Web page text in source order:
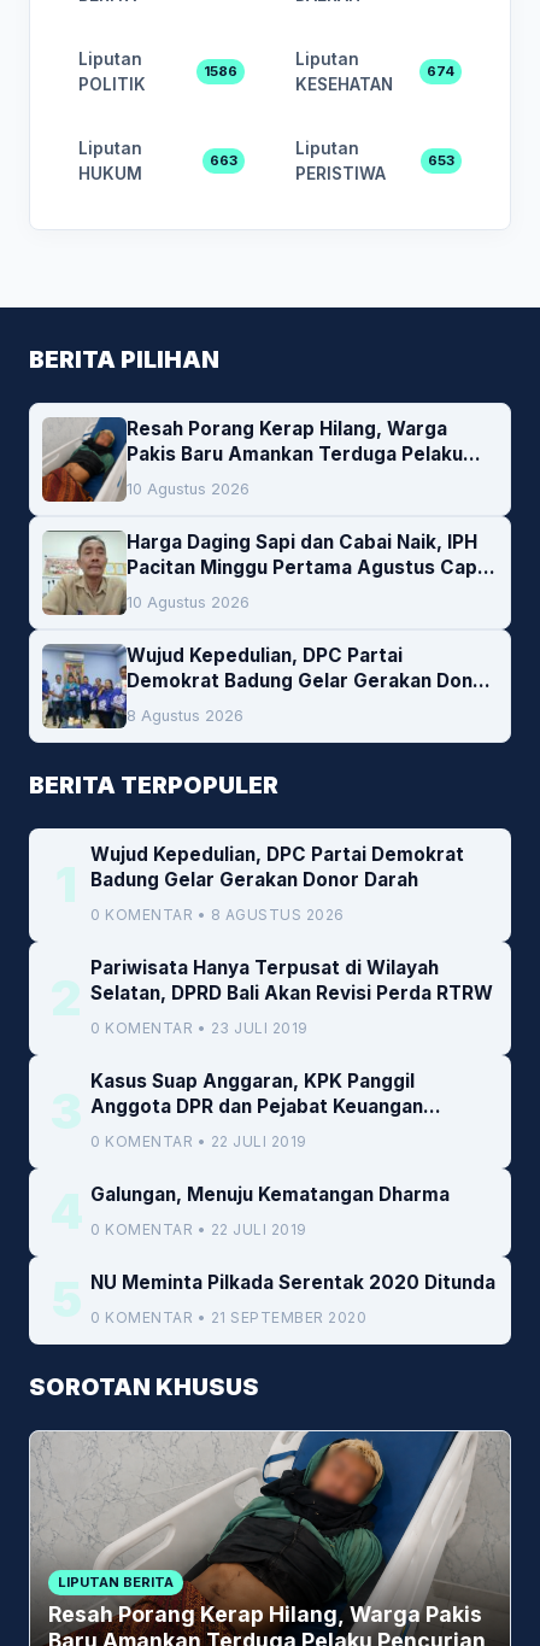
Liputan
POLITIK
1586
Liputan
KESEHATAN
674
Liputan
HUKUM
663
Liputan
PERISTIWA
653
BERITA PILIHAN
Resah Porang Kerap Hilang, Warga
Pakis Baru Amankan Terduga Pelaku
Pencurian
10 Agustus 2026
Harga Daging Sapi dan Cabai Naik, IPH
Pacitan Minggu Pertama Agustus Capai
1,66 Persen. Ini Penjelasan Kabag Ayub
10 Agustus 2026
Wujud Kepedulian, DPC Partai
Demokrat Badung Gelar Gerakan Donor
Darah
8 Agustus 2026
BERITA TERPOPULER
1
Wujud Kepedulian, DPC Partai Demokrat
Badung Gelar Gerakan Donor Darah
0 KOMENTAR • 8 AGUSTUS 2026
2
Pariwisata Hanya Terpusat di Wilayah
Selatan, DPRD Bali Akan Revisi Perda RTRW
0 KOMENTAR • 23 JULI 2019
3
Kasus Suap Anggaran, KPK Panggil
Anggota DPR dan Pejabat Keuangan
Kemenkeu
0 KOMENTAR • 22 JULI 2019
4 Galungan, Menuju Kematangan Dharma
0 KOMENTAR • 22 JULI 2019
5 NU Meminta Pilkada Serentak 2020 Ditunda
0 KOMENTAR • 21 SEPTEMBER 2020
SOROTAN KHUSUS
LIPUTAN BERITA
Resah Porang Kerap Hilang, Warga Pakis
Baru Amankan Terduga Pelaku Pencurian